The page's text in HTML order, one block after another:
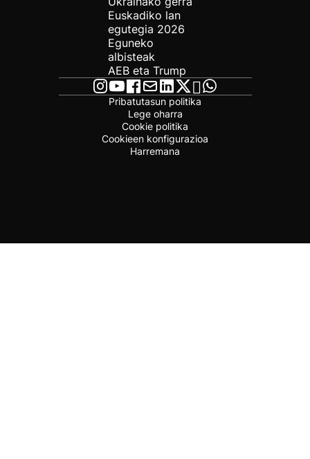
Euskadiko lan
egutegia 2026
Eguneko
albisteak
AEB eta Trump
Pribatutasun politika
Lege oharra
Cookie politika
Cookieen konfigurazioa
Harremana